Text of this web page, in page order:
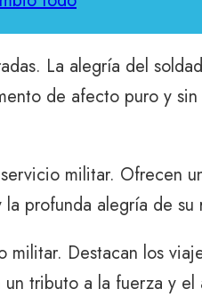
La alegría del
de afecto puro y
militar. Ofrecen
profunda alegría de su
Destacan los
tributo a la fuerza y